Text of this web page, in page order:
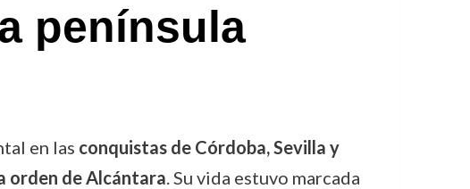
península
en las conquistas de Córdoba, Sevilla y
orden de Alcántara. Su vida estuvo marcada